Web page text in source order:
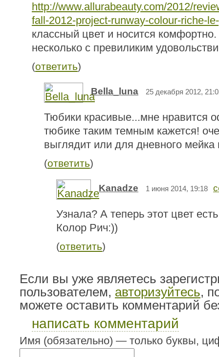
http://www.allurabeauty.com/2012/
fall-2012-project-runway-colour-riche-
классный цвет и носится
несколько с превиликим
(ответить)
Bella_luna 25 декабря 2012,
Тюбики красивые...мне нравится
тюбике таким темным кажется!
выглядит или для дневного мейка
(ответить)
Kanadze 1 июня 2014, 19:18
Узнала? А теперь этот цвет
Колор Рич:))
(ответить)
Если вы уже являетесь
пользователем, авторизуйтесь,
можете оставить комментарий
написать комментарий
Имя (обязательно) — только буквы,